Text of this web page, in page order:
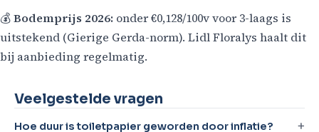
💰Bodemprijs 2026: onder €0,128/100v voor 3-laags is
uitstekend (Gierige Gerda-norm). Lidl Floralys haalt dit
bij aanbieding regelmatig.
Veelgestelde vragen
Hoe duur is toiletpapier geworden door inflatie?